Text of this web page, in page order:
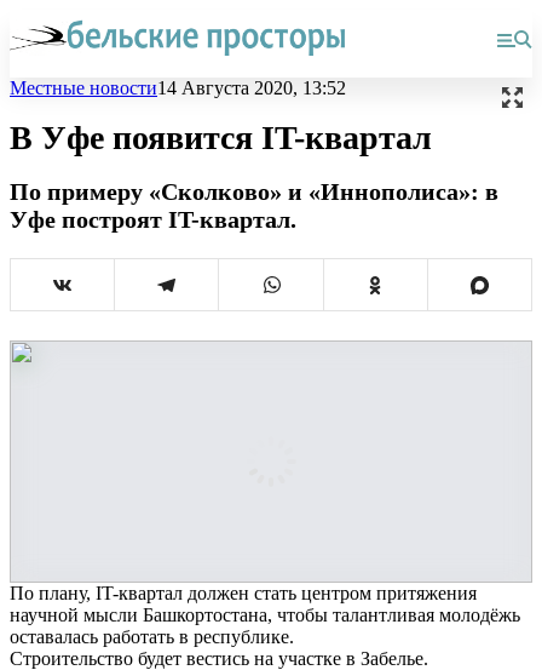
Местные новости14 Августа 2020, 13:52
В Уфе появится IT-квартал
По примеру «Сколково» и «Иннополиса»: в
Уфе построят IT-квартал.
По плану, IT-квартал должен стать центром притяжения
научной мысли Башкортостана, чтобы талантливая молодёжь
оставалась работать в республике.
Строительство будет вестись на участке в Забелье.